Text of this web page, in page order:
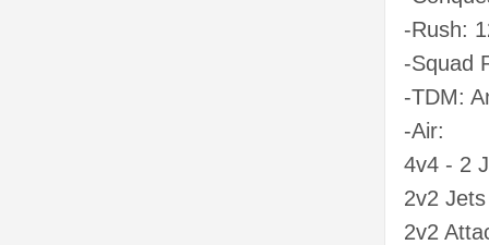
-Rush:
-Squad
-TDM:
-Air:
4v4 - 2
2v2 Jets
2v2